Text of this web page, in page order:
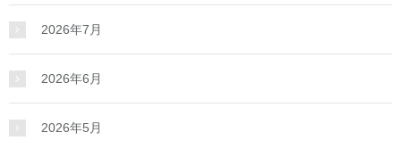
2026年7月
2026年6月
2026年5月